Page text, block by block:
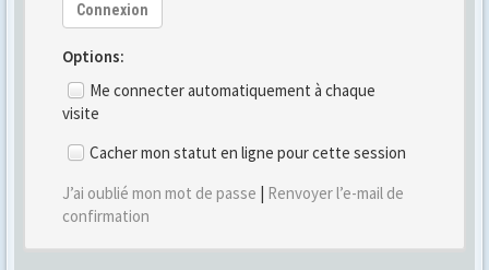
Connexion
Options:
Me connecter automatiquement à chaque
visite
Cacher mon statut en ligne pour cette session
J’ai oublié mon mot de passe | Renvoyer l’e-mail de
confirmation